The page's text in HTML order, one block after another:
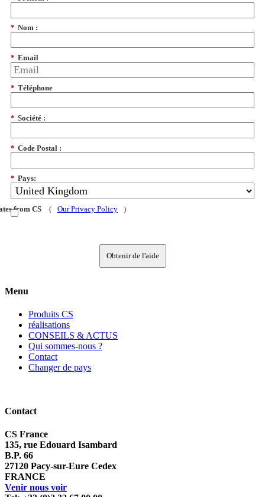
* Nom :
* Email
* Téléphone
* Société :
* Code Postal :
* Pays:
from CS ( Our Privacy Policy )
Obtenir de l'aide
Menu
Produits CS
réalisations
CONSEILS & ACTUS
Qui sommes-nous ?
Contact
Changer de pays
Contact
CS France
135, rue Edouard Isambard
B.P. 66
27120 Pacy-sur-Eure Cedex
FRANCE
Venir nous voir